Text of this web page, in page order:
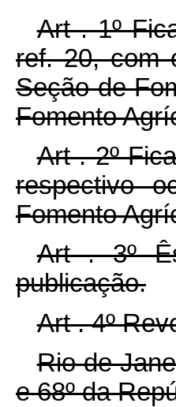
Art . 1º
ref. 20, com
Seção de
Fomento
Art . 2º
respectivo
Fomento
Art . 3º
publicação.
Art . 4º
Rio de
e 68º da